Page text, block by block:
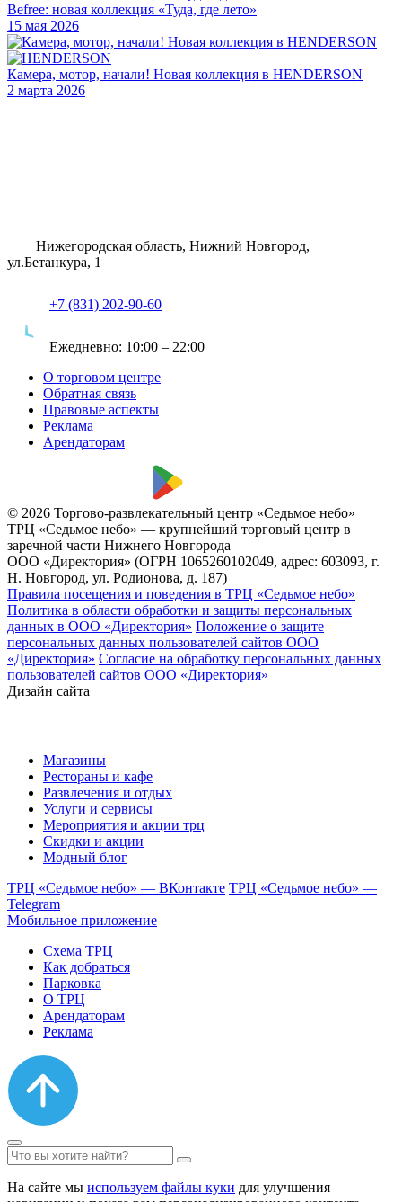
Befree: новая коллекция «Туда, где лето»
15 мая 2026
Камера, мотор, начали! Новая коллекция в HENDERSON
2 марта 2026
Нижегородская область, Нижний Новгород,
ул.Бетанкура, 1
+7 (831) 202-90-60
Ежедневно: 10:00 – 22:00
О торговом центре
Обратная связь
Правовые аспекты
Реклама
Арендаторам
© 2026 Торгово-развлекательный центр «Седьмое небо»
ТРЦ «Седьмое небо» — крупнейший торговый центр в
заречной части Нижнего Новгорода
ООО «Директория» (ОГРН 1065260102049, адрес: 603093, г.
Н. Новгород, ул. Родионова, д. 187)
Правила посещения и поведения в ТРЦ «Седьмое небо»
Политика в области обработки и защиты персональных
данных в ООО «Директория» Положение о защите
персональных данных пользователей сайтов ООО
«Директория» Согласие на обработку персональных данных
пользователей сайтов ООО «Директория»
Дизайн сайта
Магазины
Рестораны и кафе
Развлечения и отдых
Услуги и сервисы
Мероприятия и акции трц
Скидки и акции
Модный блог
ТРЦ «Седьмое небо» — ВКонтакте ТРЦ «Седьмое небо» —
Telegram
Мобильное приложение
Схема ТРЦ
Как добраться
Парковка
О ТРЦ
Арендаторам
Реклама
На сайте мы используем файлы куки для улучшения